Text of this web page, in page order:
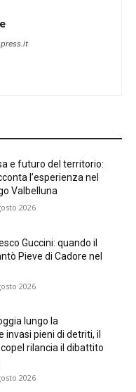
e futuro del territorio:
l’esperienza nel
Valbelluna
2026
Guccini: quando il
Pieve di Cadore nel
2026
lungo la
invasi pieni di detriti, il
rilancia il dibattito
2026